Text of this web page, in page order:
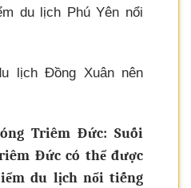
du lịch Phú Yên nổi
lịch Đồng Xuân nên
Triêm Đức: Suối
Đức có thể được
du lịch nổi tiếng